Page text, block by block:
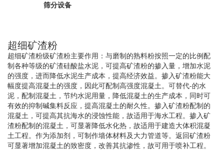
筛分设备
超细矿渣粉
超细矿渣粉级矿渣粉主要作用：与磨制的熟料粉按照一定的比例配
制各种等级的矿渣硅酸盐水泥，可提高矿渣粉的掺入量，增加水泥
的强度，进而降低水泥生产成本，提高经济效益。掺入矿渣粉能大
幅度提高混凝土的强度，因此可配制高强度混凝土。可替代-的水
泥，配制混凝土，节约水泥用量，降低混凝土的生产成本，同时可
有效的抑制碱集料反应，提高混凝土的耐久性。掺入矿渣粉配制的
混凝土，可提高其抗海水的浸蚀性能，故适用于海水工程。掺入矿
渣粉配制的混凝土，可显著降低水化热，故适用于建造大体积混凝
土工程。作为添加剂，可制作墙体材料及大力管道等。返回矿渣粉
可显著增加混凝土的致密度，改善其抗渗性，故可用于喷补工程。